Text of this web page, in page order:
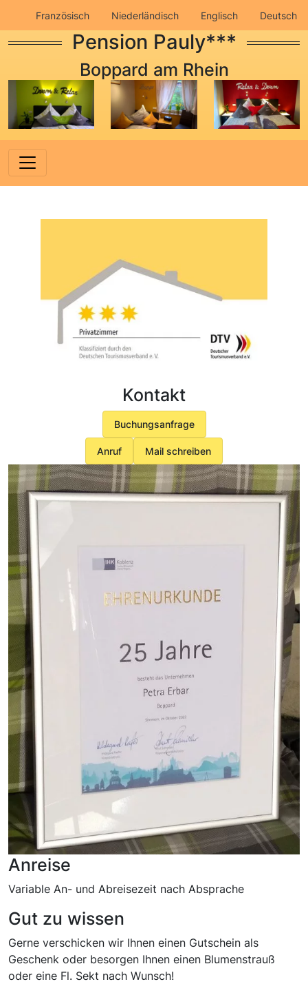
Französisch Niederländisch Englisch Deutsch
Impressum Datenschutz
Pension Pauly***
Boppard am Rhein
Kontakt
Buchungsanfrage
Anruf Mail schreiben
Anreise
Variable An- und Abreisezeit nach Absprache
Gut zu wissen
Gerne verschicken wir Ihnen einen Gutschein als
Geschenk oder besorgen Ihnen einen Blumenstrauß
oder eine Fl. Sekt nach Wunsch!